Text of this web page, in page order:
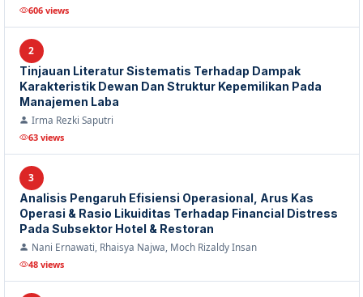
606 views
2
Tinjauan Literatur Sistematis Terhadap Dampak
Karakteristik Dewan Dan Struktur Kepemilikan Pada
Manajemen Laba
Irma Rezki Saputri
63 views
3
Analisis Pengaruh Efisiensi Operasional, Arus Kas
Operasi & Rasio Likuiditas Terhadap Financial Distress
Pada Subsektor Hotel & Restoran
Nani Ernawati, Rhaisya Najwa, Moch Rizaldy Insan
48 views